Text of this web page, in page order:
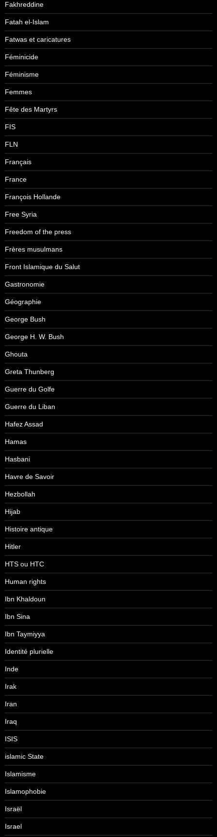
Fakhreddine
Fatah el-Islam
Fatwas et caricatures
Féminicide
Féminisme
Femmes
Fête des Martyrs
FIS
FLN
Français
France
François Hollande
Free Syria
Freedom of the press
Frères musulmans
Front Islamique du Salut
Gastronomie
Géographie
George Bush
George H. W. Bush
Ghouta
Greta Thunberg
Guerre du Golfe
Guerre du Liban
Hafez Assad
Hamas
Hasbani
Havre de Savoir
Hezbollah
Hijab
Histoire antique
Hitler
HTS ou HTC
Human rights
Ibn Khaldoun
Ibn Sina
Ibn Taymiyya
Identité plurielle
Inde
Irak
Iran
Iraq
ISIS
islamic State
Islamisme
Islamophobie
Israël
Israel